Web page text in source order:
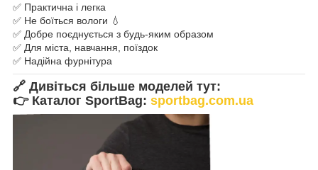
✅ Практична і легка
✅ Не боїться вологи 💧
✅ Добре поєднується з будь-яким образом
✅ Для міста, навчання, поїздок
✅ Надійна фурнітура
🔗 Дивіться більше моделей тут:
👉 Каталог SportBag: sportbag.com.ua